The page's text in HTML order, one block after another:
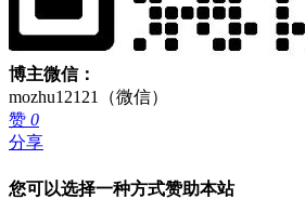
博主微信：
mozhu12121（微信）
赞 0
分享
您可以选择一种方式赞助本站